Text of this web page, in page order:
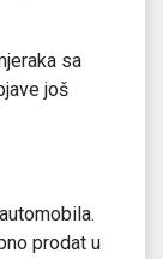
sa
još
prodat u